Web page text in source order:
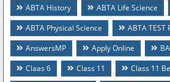
ABTA History
ABTA Life Science
ABTA Physical Science
ABTA TEST
AnswersMP
Apply Online BA
Claas 6
Class 11
Class 11